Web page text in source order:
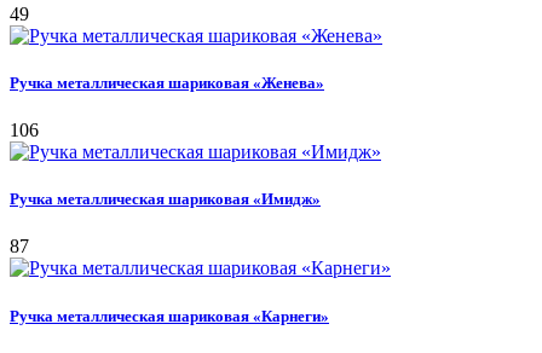
49
Ручка металлическая шариковая «Женева»
106
Ручка металлическая шариковая «Имидж»
87
Ручка металлическая шариковая «Карнеги»